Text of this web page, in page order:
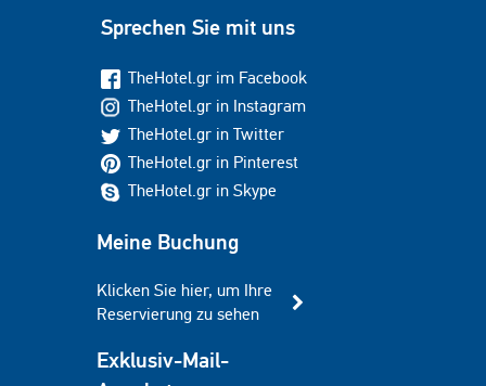
Sprechen Sie mit uns
TheHotel.gr im Facebook
TheHotel.gr in Instagram
TheHotel.gr in Twitter
TheHotel.gr in Pinterest
TheHotel.gr in Skype
Meine Buchung
Klicken Sie hier, um Ihre
Reservierung zu sehen
Exklusiv-Mail-